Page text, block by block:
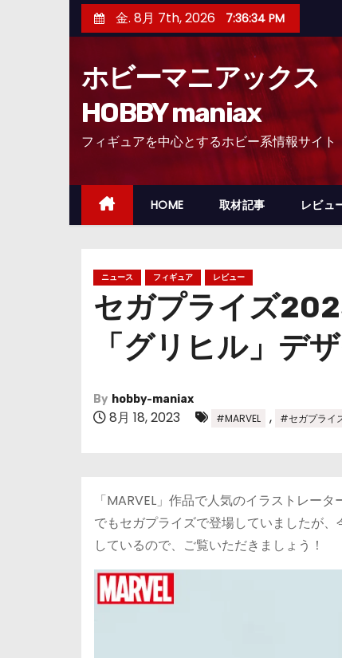
ン
ッ
金. 8月 7th, 2026 7:36:36 PM
ホビーマニアックス
HOBBY maniax
フィギュアを中心とするホビー系情報サイト
HOME 取材記事 レビュ
ニュース フィギュア レビュー
セガプライズ
「グリヒル」デ
By hobby-maniax
8月 18, 2023 #MARVEL , #セガプライ
「MARVEL」作品で人気のイラストレー
でもセガプライズで登場していましたが
しているので、ご覧いただきましょう！